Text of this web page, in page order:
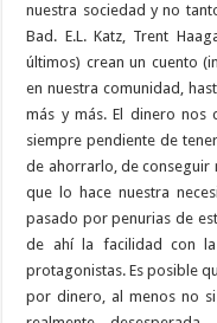
nuestra sociedad y no
Bad. E.L. Katz, Trent
últimos) crean un cuento
en nuestra comunidad,
más y más. El dinero nos
siempre pendiente de
de ahorrarlo, de conseguir
que lo hace nuestra
pasado por penurias de
de ahí la facilidad con
protagonistas. Es posible
por dinero, al menos no